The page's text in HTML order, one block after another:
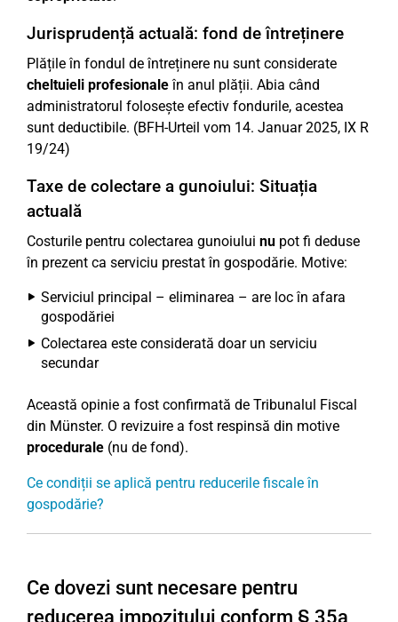
Jurisprudență actuală: fond de întreținere
Plățile în fondul de întreținere nu sunt considerate
cheltuieli profesionaleîn anul plății. Abia când
administratorul folosește efectiv fondurile, acestea
sunt deductibile. (BFH-Urteil vom 14. Januar 2025, IX R
19/24)
Taxe de colectare a gunoiului: Situația
actuală
Costurile pentru colectarea gunoiului nu pot fi deduse
în prezent ca serviciu prestat în gospodărie. Motive:
Serviciul principal – eliminarea – are loc în afara
gospodăriei
Colectarea este considerată doar un serviciu
secundar
Această opinie a fost confirmată de Tribunalul Fiscal
din Münster. O revizuire a fost respinsă din motive
procedurale (nu de fond).
Ce condiții se aplică pentru reducerile fiscale în
gospodărie?
Ce dovezi sunt necesare pentru
reducerea impozitului conform § 35a